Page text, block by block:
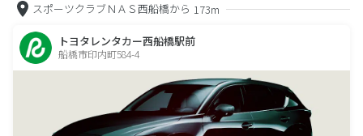
スポーツクラブＮＡＳ西船橋から 173m
トヨタレンタカー西船橋駅前
船橋市印内町584-4